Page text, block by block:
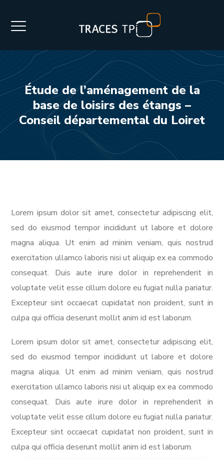
Étude de l’aménagement de la
base de loisirs des étangs –
Conseil départemental du Loiret
Lorem ipsum dolor sit amet, consectetur adipiscing elit,
sed do eiusmod tempor incididunt ut labore et dolore
magna aliqua. Ut enim ad minim veniam, quis nostrud
exercitation ullamco laboris nisi ut aliquip ex ea commodo
consequat. Duis aute irure dolor in reprehenderit in
voluptate velit esse cillum dolore eu fugiat nulla pariatur.
Excepteur sint occaecat cupidatat non proident, sunt in
culpa qui officia deserunt mollit anim id est laborum.
Lorem ipsum dolor sit amet, consectetur adipiscing elit,
sed do eiusmod tempor incididunt ut labore et dolore
magna aliqua. Ut enim ad minim veniam, quis nostrud
exercitation ullamco laboris nisi ut aliquip ex ea commodo
consequat. Duis aute irure dolor in reprehenderit in
voluptate velit esse cillum dolore eu fugiat nulla pariatur.
Excepteur sint occaecat cupidatat non proident, sunt in
culpa qui officia deserunt mollit anim id est laborum.